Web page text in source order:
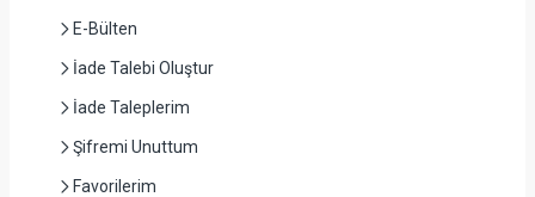
E-Bülten
İade Talebi Oluştur
İade Taleplerim
Şifremi Unuttum
Favorilerim